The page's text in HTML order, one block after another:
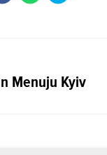
Menuju Kyiv